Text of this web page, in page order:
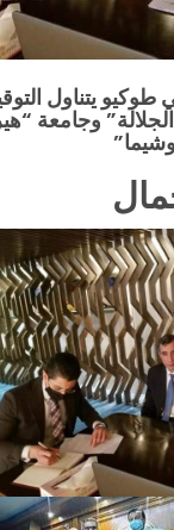
يتناول
وجامعة